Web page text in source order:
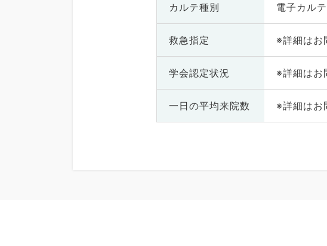
カルテ種別 電子カルテ
救急指定 ※詳細はお
学会認定状況 ※詳細はお
一日の平均来院数 ※詳細はお